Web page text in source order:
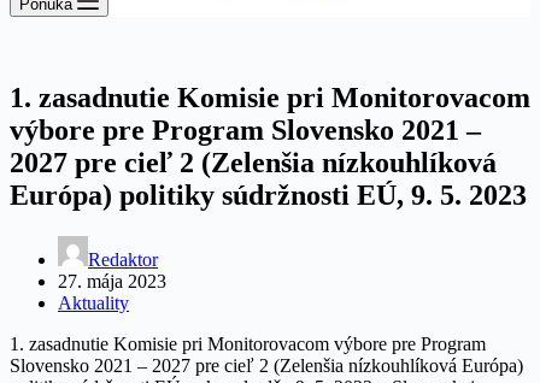
Ponuka
1. zasadnutie Komisie pri Monitorovacom
výbore pre Program Slovensko 2021 –
2027 pre cieľ 2 (Zelenšia nízkouhlíková
Európa) politiky súdržnosti EÚ, 9. 5. 2023
Redaktor
27. mája 2023
Aktuality
1. zasadnutie Komisie pri Monitorovacom výbore pre Program
Slovensko 2021 – 2027 pre cieľ 2 (Zelenšia nízkouhlíková Európa)